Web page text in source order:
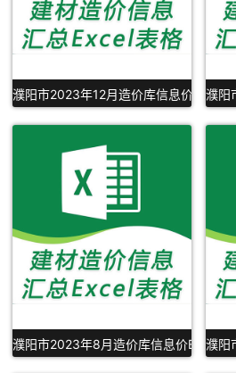
濮阳市2023年12月造价库信息价Excel
濮阳
濮阳市2023年8月造价库信息价Excel表
濮阳